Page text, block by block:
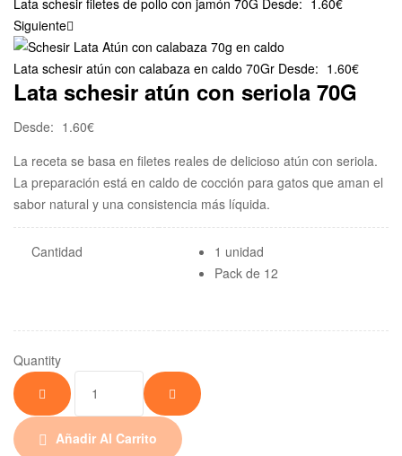
Siguiente
Lata schesir atún con calabaza en caldo 70Gr Desde: 1.60€
Lata schesir atún con seriola 70G
Desde: 1.60€
La receta se basa en filetes reales de delicioso atún con seriola.
La preparación está en caldo de cocción para gatos que aman el
sabor natural y una consistencia más líquida.
Cantidad
1 unidad
Pack de 12
Quantity
Añadir Al Carrito